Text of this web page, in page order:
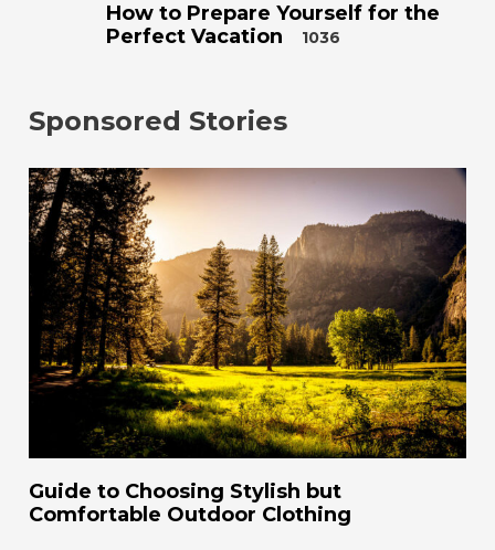
How to Prepare Yourself for the
Perfect Vacation
1036
Sponsored Stories
Guide to Choosing Stylish but
Comfortable Outdoor Clothing